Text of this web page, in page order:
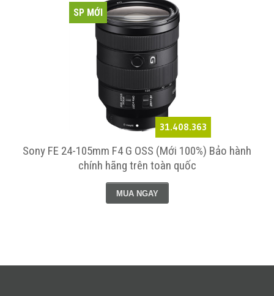
31.408.363
SP MỚI
Sony FE 24-105mm F4 G OSS (Mới 100%) Bảo hành
chính hãng trên toàn quốc
MUA NGAY